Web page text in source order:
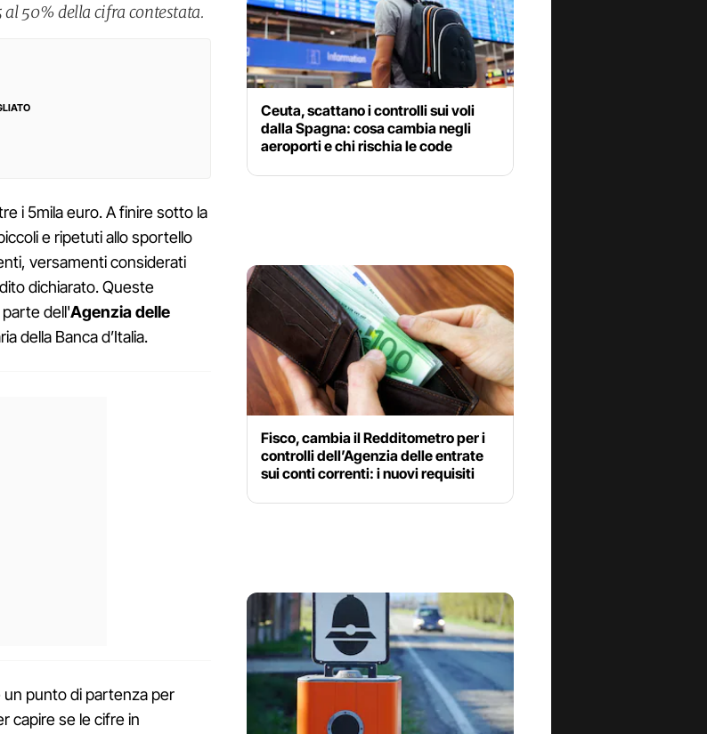
50% della cifra contestata.
i 5mila euro. A finire sotto la
e ripetuti allo sportello
versamenti considerati
dichiarato. Queste
dell'Agenzia delle
della Banca d’Italia.
punto di partenza per
capire se le cifre in
Ceuta, scattano i controlli sui voli
dalla Spagna: cosa cambia negli
aeroporti e chi rischia le code
Fisco, cambia il Redditometro per i
controlli dell’Agenzia delle entrate
sui conti correnti: i nuovi requisiti